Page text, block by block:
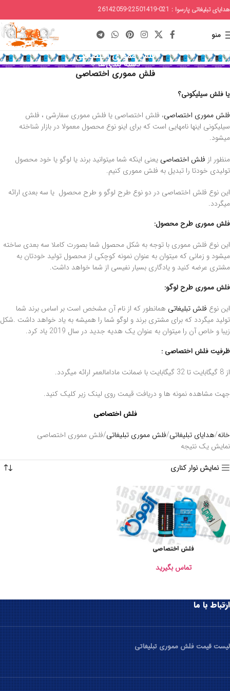
هدایای تبلیغاتی پارسوا : 021-22501419-26142059
منو
فلش مموری اختصاصی
دسته بندی‌ها
فلش مموری اختصاصی
یا فلش سیلیکونی؟
فلش مموری اختصاصی، فلش اختصاصی یا فلش مموری سفارشی ، فلش
سیلیکونی اینها نامهایی است که برای اینو نوع محصول معمولا در بازار شناخته
میشود.
منظور از فلش اختصاصی یعنی اینکه شما میتوانید برند یا لوگو یا خود محصول
تولیدی خودتا را تبدیل به فلش مموری کنیم.
این نوع فلش اختصاصی در دو نوع طرح لوگو و طرح محصول یا سه بعدی ارائه
میگردد.
فلش مموری طرح محصول:
این نوع فلش مموری با توجه به شکل محصول شما بصورت کاملا سه بعدی ساخته
میشود و زمانی که میتوان به عنوان نمونه کوچکی از محصول تولید خودتان به
مشتری عرضه کنید و یادگاری بسیار نفیسی از شما خواهد داشت.
فلش مموری طرح لوگو:
این نوع فلش تبلیغاتی همانطور که از نام آن مشخص است بر اساس برند شما
تولید میگردد که برای مشتری برند و لوگو شما را همیشه به یاد خواهد داشت .شکل
زیبا و خاص آن را میتوان به عنوان یک هدیه جدید در سال 2019 یاد کرد.
ظرفیت فلش اختصاصی :
از 8 گیگابایت تا 32 گیگابایت با ضمانت مادامالعمر ارائه میگردد.
جهت مشاهده نمونه ها و دریافت قیمت روی لینک زیر کلیک کنید.
فلش اختصاصی
خانه هدایای تبلیغاتی فلش مموری تبلیغاتی فلش مموری اختصاصی
نمایش یک نتیجه
نمایش نوار کناری
فلش اختصاصی
تماس بگیرید
ارتباط با ما
لیست قیمت فلش مموری تبلیغاتی